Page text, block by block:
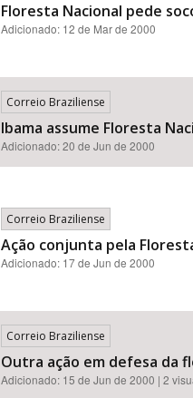
Floresta Nacional pede
Adicionado: 12 de Mar de 2000
Correio Braziliense
Ibama assume Floresta
Adicionado: 20 de Jun de 2000
Correio Braziliense
Ação conjunta pela
Adicionado: 17 de Jun de 2000
Correio Braziliense
Outra ação em defesa da
Adicionado: 15 de Jun de 2000 | 2